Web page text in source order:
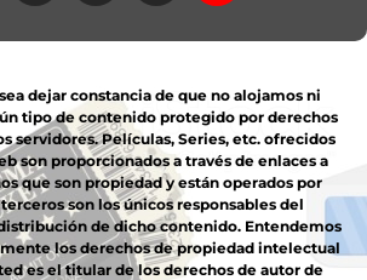
dejar constancia de que no alojamos ni
tipo de contenido protegido por derechos
servidores. Películas, Series, etc. ofrecidos
son proporcionados a través de enlaces a
que son propiedad y están operados por
son los únicos responsables del
de dicho contenido. Entendemos
los derechos de propiedad intelectual
es el titular de los derechos de autor de